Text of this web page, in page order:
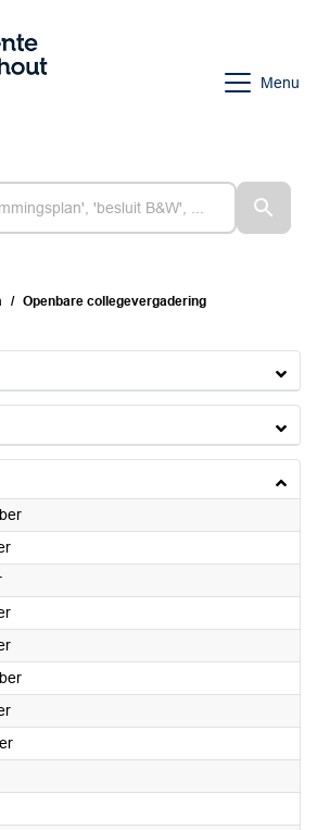
Menu
Openbare collegevergadering
2024
2024
2024
2024
2024
2024
2024
2024